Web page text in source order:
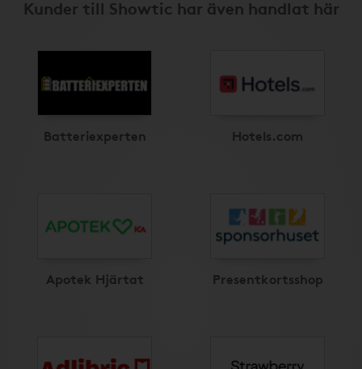
Kunder till Showtic har även handlat här
Batteriexperten Hotels.com
Apotek Hjärtat Presentkortsshop